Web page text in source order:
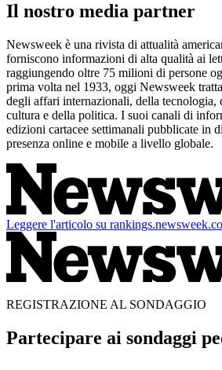
Il nostro media partner
Newsweek è una rivista di attualità
forniscono informazioni di alta qualità ai
raggiungendo oltre 75 milioni di persone
prima volta nel 1933, oggi Newsweek
degli affari internazionali, della tecnologia,
cultura e della politica. I suoi canali di
edizioni cartacee settimanali pubblicate in
presenza online e mobile a livello globale.
Leggere l'articolo su
REGISTRAZIONE AL SONDAGGIO
Partecipare ai sondaggi